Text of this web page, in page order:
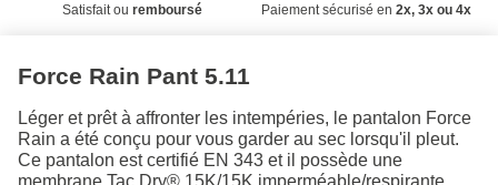
Satisfait ou remboursé Paiement sécurisé en 2x, 3x ou 4x
Force Rain Pant 5.11
Léger et prêt à affronter les intempéries, le pantalon Force
Rain a été conçu pour vous garder au sec lorsqu'il pleut.
Ce pantalon est certifié EN 343 et il possède une
membrane Tac Dry® 15K/15K imperméable/respirante